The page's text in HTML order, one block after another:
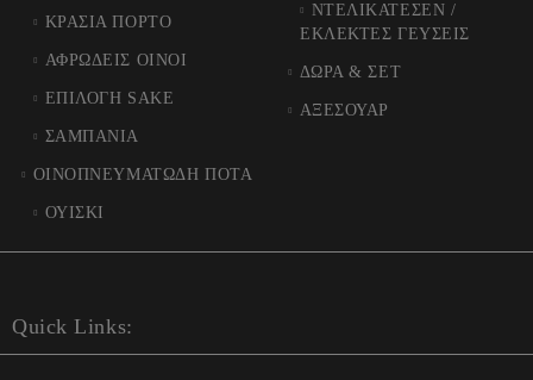
ΚΡΑΣΙΑ ΠΟΡΤΟ
ΑΦΡΩΔΕΙΣ ΟΙΝΟΙ
ΕΠΙΛΟΓΗ SAKE
ΣΑΜΠΑΝΙΑ
ΟΙΝΟΠΝΕΥΜΑΤΩΔΗ ΠΟΤΑ
ΟΥΙΣΚΙ
ΝΤΕΛΙΚΑΤΕΣΕΝ /
ΕΚΛΕΚΤΕΣ ΓΕΥΣΕΙΣ
ΔΩΡΑ & ΣΕΤ
ΑΞΕΣΟΥΑΡ
Quick Links: